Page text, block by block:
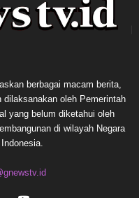
berbagai macam berita,
oleh Pemerintah
yang belum diketahui oleh
di wilayah Negara